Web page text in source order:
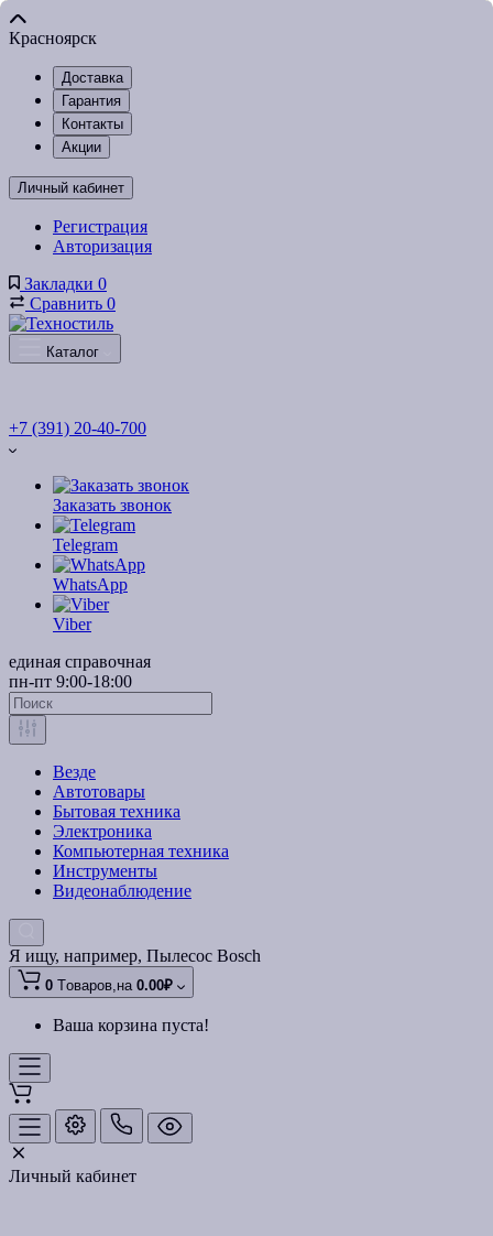
Красноярск
Доставка
Гарантия
Контакты
Акции
Личный кабинет
Регистрация
Авторизация
Закладки 0
Сравнить 0
Каталог
+7 (391) 20-40-700
Заказать звонок
Telegram
WhatsApp
Viber
единая справочная
пн-пт 9:00-18:00
Везде
Автотовары
Бытовая техника
Электроника
Компьютерная техника
Инструменты
Видеонаблюдение
Я ищу, например, Пылесос Bosch
0 Tоваров,на 0.00₽
Ваша корзина пуста!
Личный кабинет